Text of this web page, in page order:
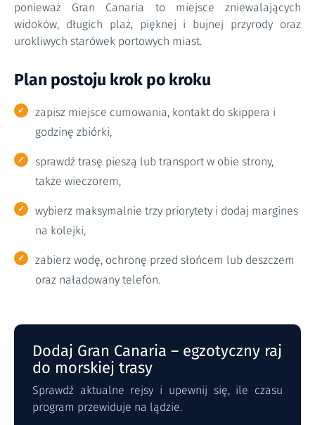
ponieważ Gran Canaria to miejsce zniewalających
widoków, długich plaż, pięknej i bujnej przyrody oraz
urokliwych starówek portowych miast.
Plan postoju krok po kroku
zapisz miejsce cumowania, kontakt do skippera i
godzinę zbiórki,
sprawdź trasę pieszą lub transport w obie strony,
także wieczorem,
wybierz maksymalnie trzy priorytety i dodaj margines
na kolejki,
zabierz wodę, ochronę przed słońcem lub deszczem
oraz naładowany telefon.
Dodaj Gran Canaria – egzotyczny raj
do morskiej trasy
Sprawdź aktualne rejsy i upewnij się, ile czasu
program przewiduje na lądzie.